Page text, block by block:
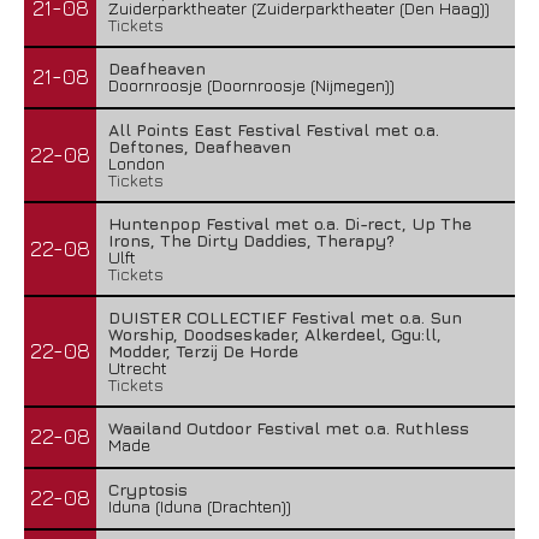
21-08
Zuiderparktheater (Zuiderparktheater (Den Haag))
Tickets
21-08
Deafheaven
Doornroosje (Doornroosje (Nijmegen))
22-08
All Points East Festival Festival met o.a.
Deftones, Deafheaven
London
Tickets
22-08
Huntenpop Festival met o.a. Di-rect, Up The
Irons, The Dirty Daddies, Therapy?
Ulft
Tickets
22-08
DUISTER COLLECTIEF Festival met o.a. Sun
Worship, Doodseskader, Alkerdeel, Ggu:ll,
Modder, Terzij De Horde
Utrecht
Tickets
22-08
Waailand Outdoor Festival met o.a. Ruthless
Made
22-08
Cryptosis
Iduna (Iduna (Drachten))